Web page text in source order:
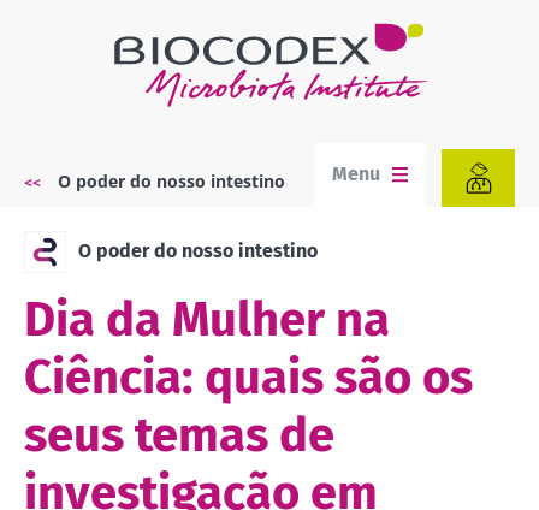
Navegação
O poder do nosso intestino Menu
O poder do nosso intestino
Dia da Mulher na
Ciência: quais são os
seus temas de
investigação em